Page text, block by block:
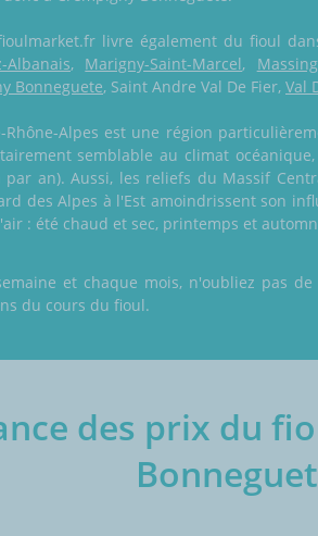
livre également du fioul
Albanais, Marigny-Saint-Marcel,
Bonneguete, Saint Andre Val De Fier, Val
Rhône-Alpes est une région
semblable au climat
par an). Aussi, les reliefs du Massif
des Alpes à l'Est amoindrissent son
: été chaud et sec, printemps et
et chaque mois, n'oubliez pas
du cours du fioul.
des prix du